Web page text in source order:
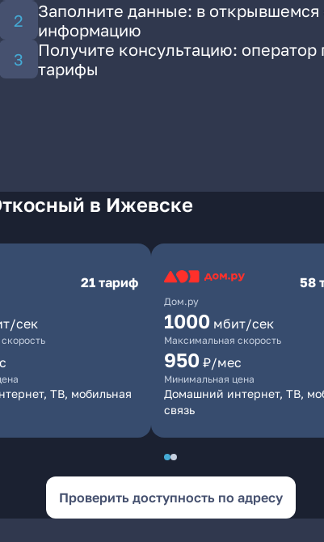
Заполните данные: в открывшемся
информацию
Получите консультацию:
тарифы
в Ижевске
21 тариф
сек
ТВ, мобильная
Дом.ру
58
1000 мбит/сек
Максимальная скорость
950 ₽/мес
Минимальная цена
Домашний интернет, ТВ,
связь
Проверить доступность по адресу